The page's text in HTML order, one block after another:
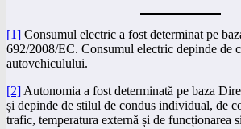
[1] Consumul electric a fost determinat pe
692/2008/EC. Consumul electric depinde de
autovehiculului.
[2] Autonomia a fost determinată pe baza
și depinde de stilul de condus individual, de
trafic, temperatura externă și de funcționarea